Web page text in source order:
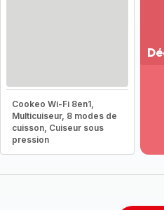
Cookeo Wi-Fi 8en1,
Multicuiseur, 8 modes de
cuisson, Cuiseur sous
pression
-